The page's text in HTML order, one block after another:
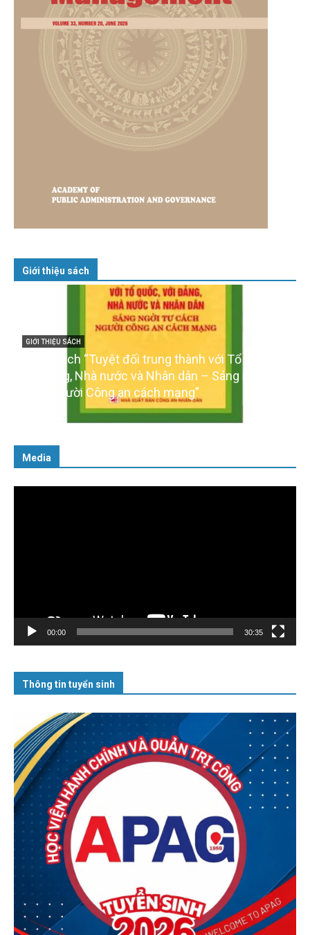
Giới thiệu sách
GIỚI THIỆU SÁCH
Cuốn sách “Tuyệt đối trung thành với Tổ quốc,
với Đảng, Nhà nước và Nhân dân – Sáng ngời tư
cách người Công an cách mạng”
Media
00:00 30:35
Thông tin tuyển sinh